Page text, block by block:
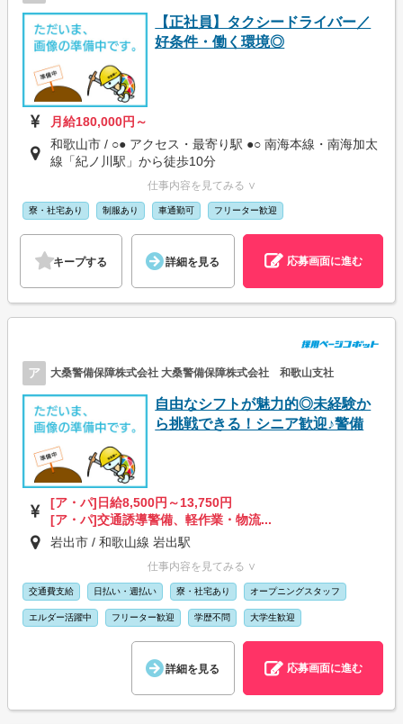
【正社員】タクシードライバー／
好条件・働く環境◎
月給180,000円～
和歌山市 / ○● アクセス・最寄り駅 ●○ 南海本線・南海加太
線「紀ノ川駅」から徒歩10分
仕事内容を見てみる ∨
寮・社宅あり 制服あり 車通勤可 フリーター歓迎
キープする 詳細を見る 応募画面に進む
ア 大桑警備保障株式会社 大桑警備保障株式会社 和歌山支社
自由なシフトが魅力的◎未経験か
ら挑戦できる！シニア歓迎♪警備
[ア・パ]日給8,500円～13,750円
[ア・パ]交通誘導警備、軽作業・物流...
岩出市 / 和歌山線 岩出駅
仕事内容を見てみる ∨
交通費支給 日払い・週払い 寮・社宅あり オープニングスタッフ
エルダー活躍中 フリーター歓迎 学歴不問 大学生歓迎
詳細を見る 応募画面に進む